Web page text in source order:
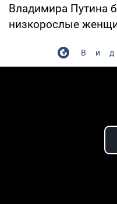
Владимира Путина
низкорослые